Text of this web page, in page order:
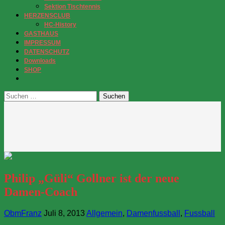
Sektion Tischtennis
HERZENSCLUB
HC-History
GASTHAUS
IMPRESSUM
DATENSCHUTZ
Downloads
SHOP
Suchen
nach:
Philip „Güli“ Gollner ist der neue
Damen-Coach
ObmFranz Juli 8, 2013 Allgemein, Damenfussball , Fussball